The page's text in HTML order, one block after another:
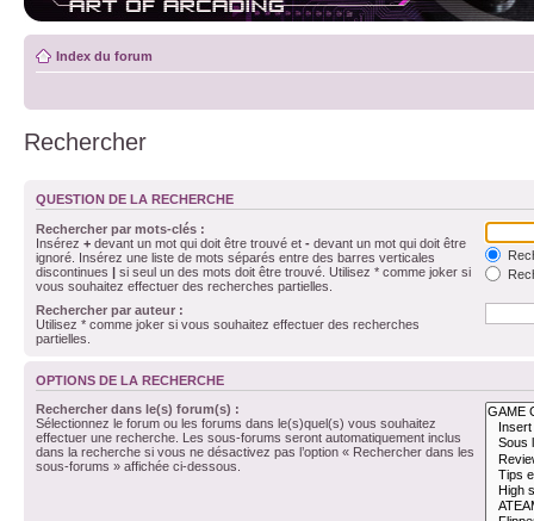
Index du forum
Rechercher
QUESTION DE LA RECHERCHE
Rechercher par mots-clés :
Insérez + devant un mot qui doit être trouvé et - devant un mot qui doit être
ignoré. Insérez une liste de mots séparés entre des barres verticales
discontinues | si seul un des mots doit être trouvé. Utilisez * comme joker si
vous souhaitez effectuer des recherches partielles.
Rechercher par auteur :
Utilisez * comme joker si vous souhaitez effectuer des recherches
partielles.
OPTIONS DE LA RECHERCHE
Rechercher dans le(s) forum(s) :
Sélectionnez le forum ou les forums dans le(s)quel(s) vous souhaitez
effectuer une recherche. Les sous-forums seront automatiquement inclus
dans la recherche si vous ne désactivez pas l’option « Rechercher dans les
sous-forums » affichée ci-dessous.